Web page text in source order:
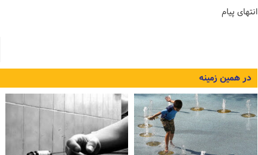
انتهای پیام
در همین زمینه